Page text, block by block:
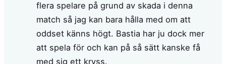
flera spelare på grund av skada i denna
match så jag kan bara hålla med om att
oddset känns högt. Bastia har ju dock mer
att spela för och kan på så sätt kanske få
med sig ett kryss.